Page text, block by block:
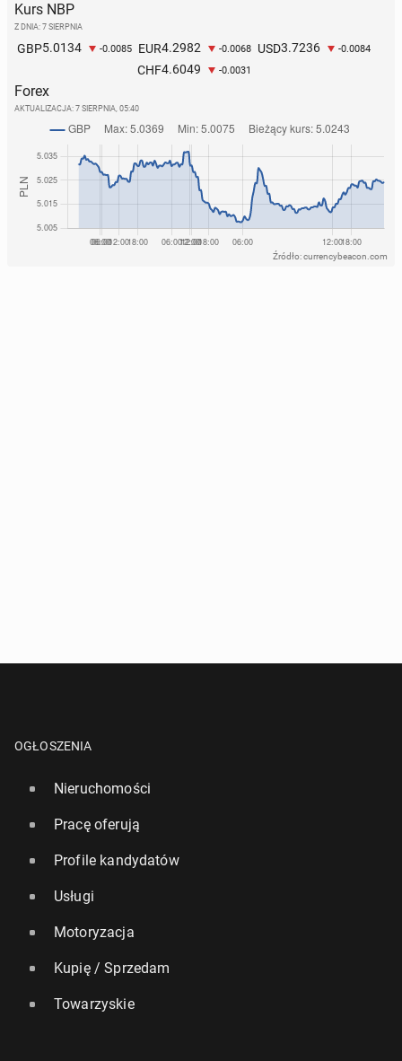
Kurs NBP
Z DNIA: 7 SIERPNIA
GBP5.0134 -0.0085 EUR4.2982 -0.0068 USD3.7236 -0.0084
CHF4.6049 -0.0031
Forex
AKTUALIZACJA: 7 SIERPNIA, 05:40
Źródło: currencybeacon.com
OGŁOSZENIA
Nieruchomości
Pracę oferują
Profile kandydatów
Usługi
Motoryzacja
Kupię / Sprzedam
Towarzyskie